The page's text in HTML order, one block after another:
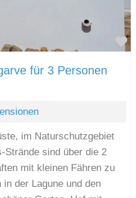
für 3 Personen
im Naturschutzgebiet
Strände sind über die 2
mit kleinen Fähren zu
der Lagune und den